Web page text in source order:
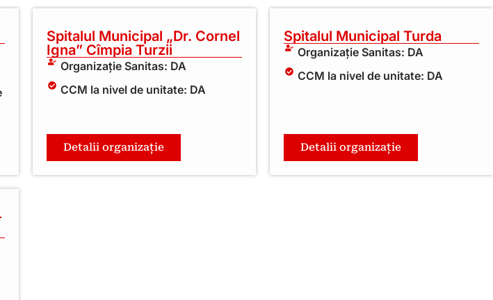
Spitalul Municipal „Dr. Cornel
Igna” Cîmpia Turzii
Organizație Sanitas: DA
CCM la nivel de unitate: DA
Detalii organizație
Spitalul Municipal Turda
Organizație Sanitas: DA
CCM la nivel de unitate: DA
Detalii organizație